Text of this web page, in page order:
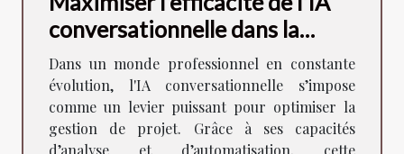
conversationnelle dans la
gestion de projet
Dans un monde professionnel en constante
évolution, l'IA conversationnelle s’impose
comme un levier puissant pour optimiser la
gestion de projet. Grâce à ses capacités
d’analyse et d’automatisation, cette